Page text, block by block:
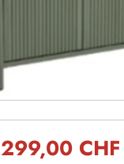
299,00 CHF